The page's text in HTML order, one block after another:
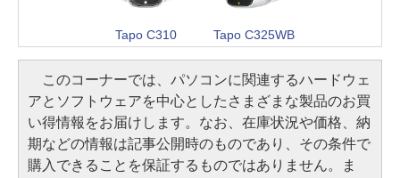
Tapo C310 Tapo C325WB
このコーナーでは、パソコンに関連するハードウェ
アとソフトウェアを中心としたさまざまな製品のお買
い得情報をお届けします。なお、在庫状況や価格、納
期などの情報は記事公開時のものであり、その条件で
購入できることを保証するものではありません。ま